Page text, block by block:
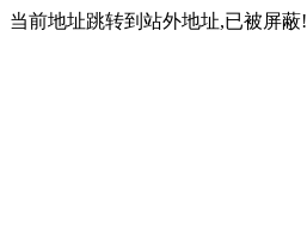
当前地址跳转到站外地址,已被屏蔽!